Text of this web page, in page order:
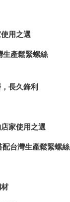
用之選
生產鬆緊螺絲
長久鋒利
家使用之選
配台灣生產鬆緊螺絲